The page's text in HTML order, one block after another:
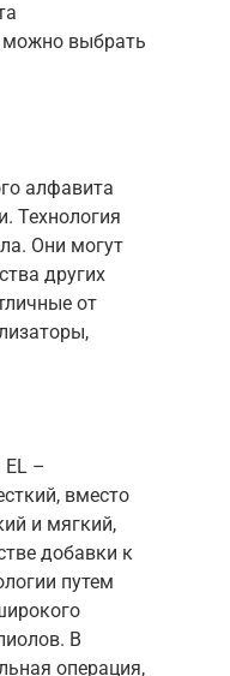
можно выбрать
алфавита
Технология
Они могут
других
от
–
вместо
и мягкий,
добавки к
путем
В
операция,